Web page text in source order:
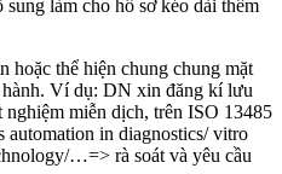
làm cho hồ sơ kéo dài thêm
hoặc thể hiện chung chung mặt
Ví dụ: DN xin đăng kí lưu
nghiệm miễn dịch, trên ISO 13485
automation in diagnostics/ vitro
…=> rà soát và yêu cầu